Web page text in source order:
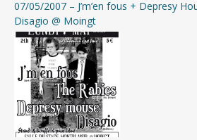
07/05/2007 – J’m’en fous + Depresy
Disagio @ Moingt